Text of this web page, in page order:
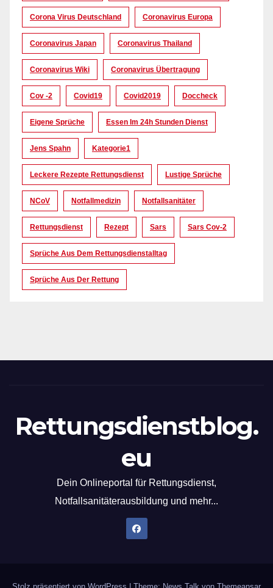
Corona Virus Deutschland Coronavirus Europa
Coronavirus Japan Coronavirus Thailand
Coronavirus Wiki Coronavirus Übertragung
Cov -2 Covid19 Covid2019 Doccheck
Eigene Sprüche Essen Im 24h Stunden Dienst
Jens Spahn Kategorie1
Leckere Rezepte Rettungsdienst Lustige Sprüche
NCoV Notfallmedizin Notfallsanitäter
Rettungsdienst Rezept Sars Sars Cov-2
Sprüche Aus Dem Rettungsdienstalltag
Sprüche Aus Der Rettung
Rettungsdienstblog.
eu
Dein Onlineportal für Rettungsdienst,
Notfallsanitäterausbildung und mehr...